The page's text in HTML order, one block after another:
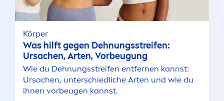
Körper
Was hilft gegen Dehnungsstreifen:
Ursachen, Arten, Vorbeugung
Wie du Dehnungsstreifen entfernen kannst:
Ursachen, unterschiedliche Arten und wie du
ihnen vorbeugen kannst.